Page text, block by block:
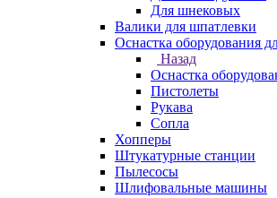
Для шнековых
Валики для шпатлевки
Оснастка оборудования
Назад
Оснастка
Пистолеты
Рукава
Сопла
Хопперы
Штукатурные станции
Пылесосы
Шлифовальные машины